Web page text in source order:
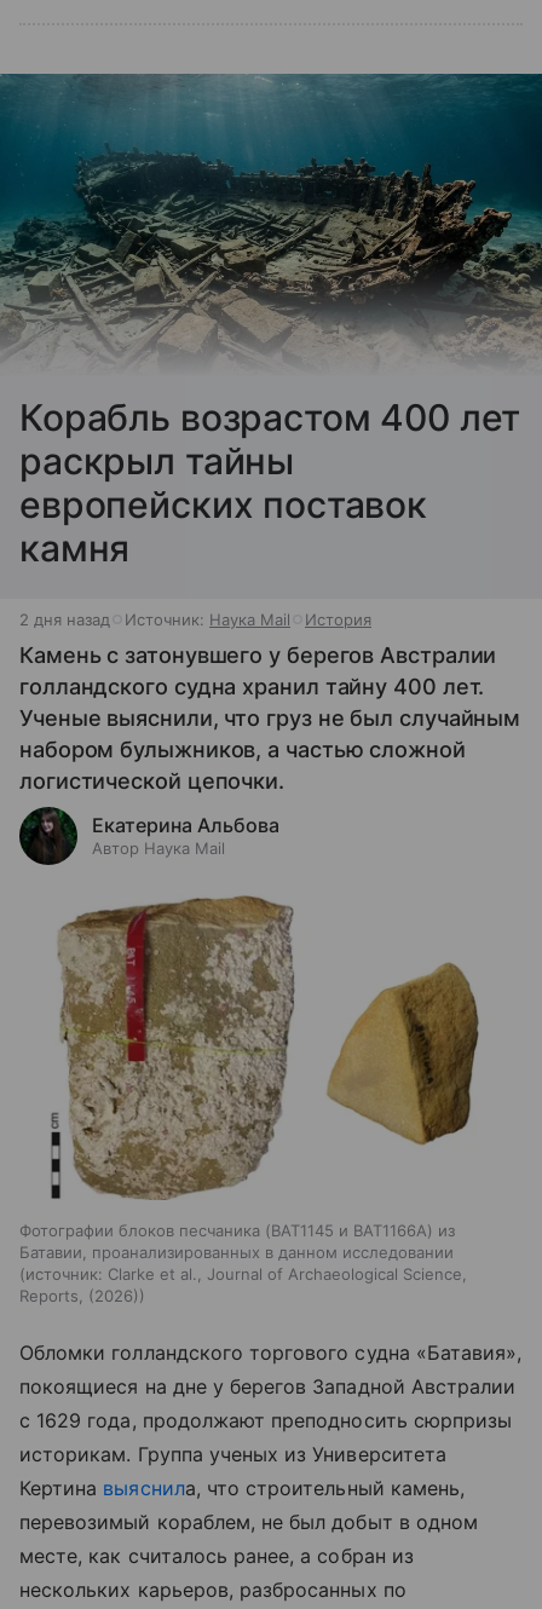
Корабль возрастом 400 лет
раскрыл тайны
европейских поставок
камня
2 дня назад Источник: Наука Mail История
Камень с затонувшего у берегов Австралии
голландского судна хранил тайну 400 лет.
Ученые выяснили, что груз не был случайным
набором булыжников, а частью сложной
логистической цепочки.
Екатерина Альбова
Автор Наука Mail
Фотографии блоков песчаника (BAT1145 и BAT1166A) из
Батавии, проанализированных в данном исследовании
источник: Clarke et al., Journal of Archaeological Science,
Reports, (2026)
Обломки голландского торгового судна «Батавия»,
покоящиеся на дне у берегов Западной Австралии
с 1629 года, продолжают преподносить сюрпризы
историкам. Группа ученых из Университета
Кертина выяснила, что строительный камень,
перевозимый кораблем, не был добыт в одном
месте, как считалось ранее, а собран из
нескольких карьеров, разбросанных по